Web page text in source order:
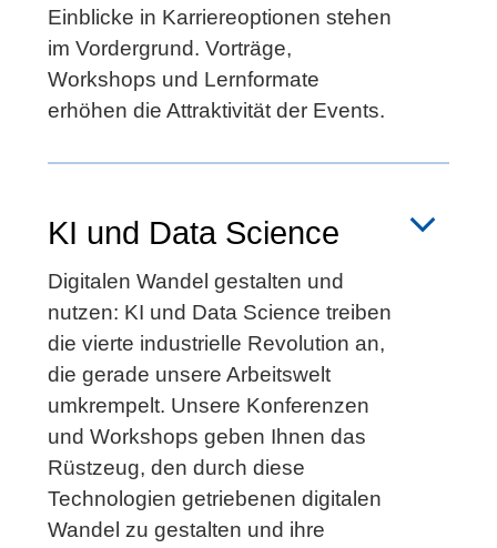
Einblicke in Karriereoptionen stehen
im Vordergrund. Vorträge,
Workshops und Lernformate
erhöhen die Attraktivität der Events.
KI und Data Science
Digitalen Wandel gestalten und
nutzen: KI und Data Science treiben
die vierte industrielle Revolution an,
die gerade unsere Arbeitswelt
umkrempelt. Unsere Konferenzen
und Workshops geben Ihnen das
Rüstzeug, den durch diese
Technologien getriebenen digitalen
Wandel zu gestalten und ihre